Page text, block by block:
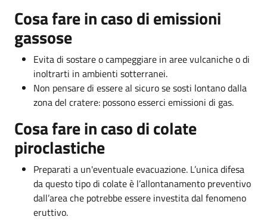
Cosa fare in caso di emissioni
gassose
Evita di sostare o campeggiare in aree vulcaniche o di
inoltrarti in ambienti sotterranei.
Non pensare di essere al sicuro se sosti lontano dalla
zona del cratere: possono esserci emissioni di gas.
Cosa fare in caso di colate
piroclastiche
Preparati a un'eventuale evacuazione. L’unica difesa
da questo tipo di colate è l’allontanamento preventivo
dall’area che potrebbe essere investita dal fenomeno
eruttivo.